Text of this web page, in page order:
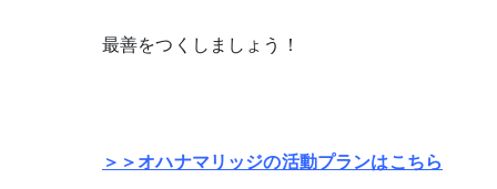
最善をつくしましょう！
＞＞オハナマリッジの活動プランはこちら